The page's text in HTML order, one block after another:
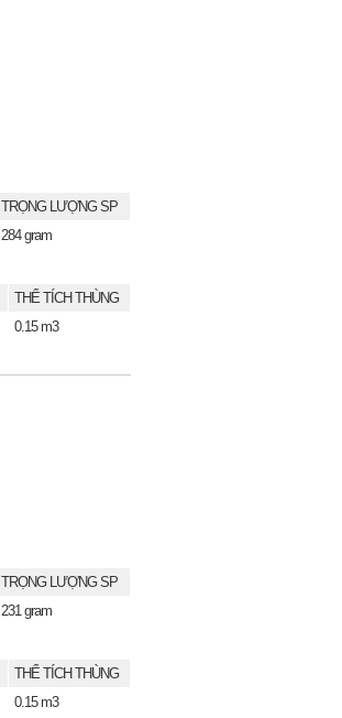
TRỌNG LƯỢNG SP
284 gram
THỂ TÍCH THÙNG
0.15 m3
TRỌNG LƯỢNG SP
231 gram
THỂ TÍCH THÙNG
0.15 m3